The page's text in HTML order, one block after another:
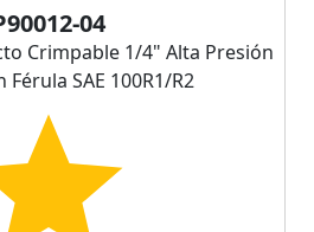
04
Crimpable 1/4" Alta Presión
Férula SAE 100R1/R2